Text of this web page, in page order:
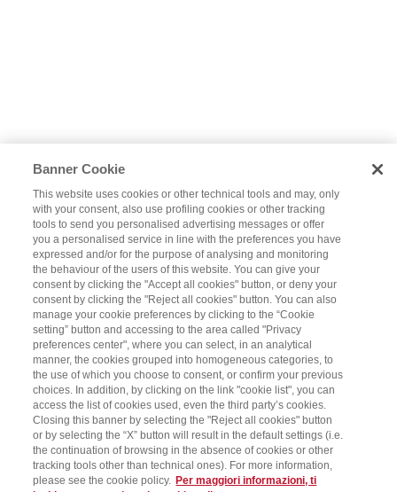
Banner Cookie
This website uses cookies or other technical tools and may, only
with your consent, also use profiling cookies or other tracking
tools to send you personalised advertising messages or offer
you a personalised service in line with the preferences you have
expressed and/or for the purpose of analysing and monitoring
the behaviour of the users of this website. You can give your
consent by clicking the "Accept all cookies" button, or deny your
consent by clicking the "Reject all cookies" button. You can also
manage your cookie preferences by clicking to the “Cookie
setting” button and accessing to the area called "Privacy
preferences center", where you can select, in an analytical
manner, the cookies grouped into homogeneous categories, to
the use of which you choose to consent, or confirm your previous
choices. In addition, by clicking on the link "cookie list", you can
access the list of cookies used, even the third party’s cookies.
Closing this banner by selecting the "Reject all cookies" button
or by selecting the “X” button will result in the default settings (i.e.
the continuation of browsing in the absence of cookies or other
tracking tools other than technical ones). For more information,
please see the cookie policy. Per maggiori informazioni, ti